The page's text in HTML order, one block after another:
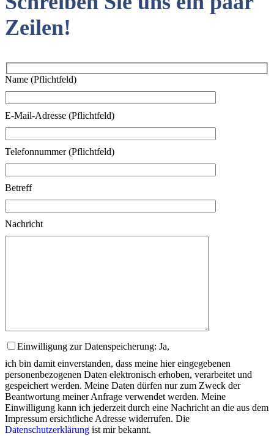
Zeilen!
Name (Pflichtfeld)
E-Mail-Adresse (Pflichtfeld)
Telefonnummer (Pflichtfeld)
Betreff
Nachricht
Einwilligung zur Datenspeicherung: Ja,
ich bin damit einverstanden, dass meine hier eingegebenen
personenbezogenen Daten elektronisch erhoben, verarbeitet und
gespeichert werden. Meine Daten dürfen nur zum Zweck der
Beantwortung meiner Anfrage verwendet werden. Meine
Einwilligung kann ich jederzeit durch eine Nachricht an die aus dem
Impressum ersichtliche Adresse widerrufen. Die
Datenschutzerklärung ist mir bekannt.